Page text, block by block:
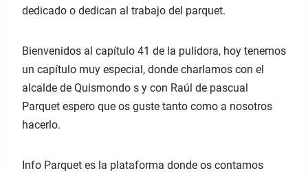
i
dedicado o dedican al trabajo del parquet.
Bienvenidos al capítulo 41 de la pulidora, hoy tenemos
un capítulo muy especial, donde charlamos con el
alcalde de Quismondo s y con Raúl de pascual
Parquet espero que os guste tanto como a nosotros
hacerlo.
Info Parquet es la plataforma donde os contamos